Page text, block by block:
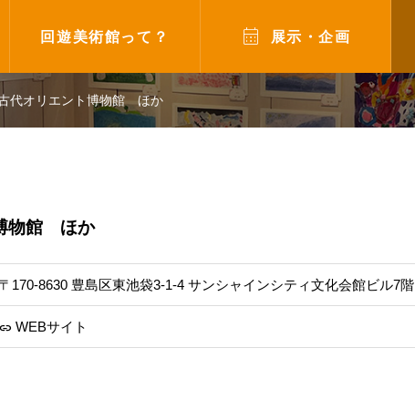
回遊美術館って？  展示・企画
代オリエント博物館 ほか
物館 ほか
〒170-8630 豊島区東池袋3-1-4 サンシャインシティ文化会館ビル7階
link WEBサイト